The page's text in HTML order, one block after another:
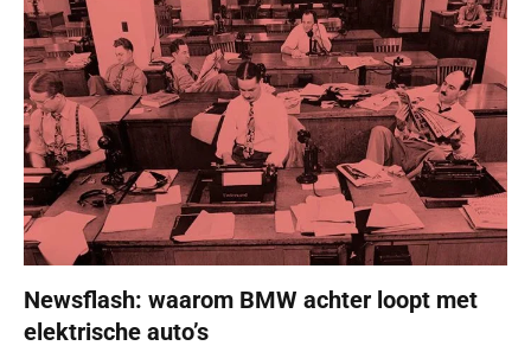
Newsflash: waarom BMW achter loopt met
elektrische auto’s